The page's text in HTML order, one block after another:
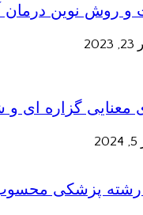
روش نوین درمان
معنایی گزاره ای
رشته پزشکی